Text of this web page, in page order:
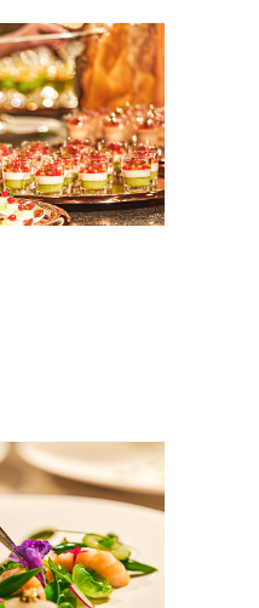
てのパーティーが可能です。ガ
ーデン・リビングも使用し
て、功績、名誉をほめたたえ
るパーティーを演出いたしま
す。
ナーの場を演出いたします。